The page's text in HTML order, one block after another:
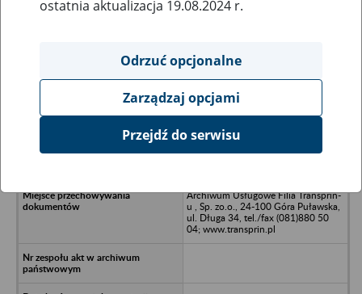
Ukryj wszystkie pozycje bazy
FHU "Ananke" Anna Siodłak, 72-005
Archiwum Usługowe Filia Transprin-
u , Sp. zo.o., 24-100 Góra Puławska,
ul. Długa 34, tel./fax (081)880 50
04; www.transprin.pl
ostatnia aktualizacja 19.08.2024 r.
Odrzuć opcjonalne
Zarządzaj opcjami
Przejdź do serwisu